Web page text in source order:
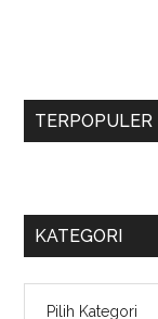
TERPOPULER
KATEGORI